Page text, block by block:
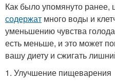
Как было упомянуто ранее,
содержат много воды и
уменьшению чувства
есть меньше, и это может
вашу диету и сжигать
1. Улучшение пищеварения